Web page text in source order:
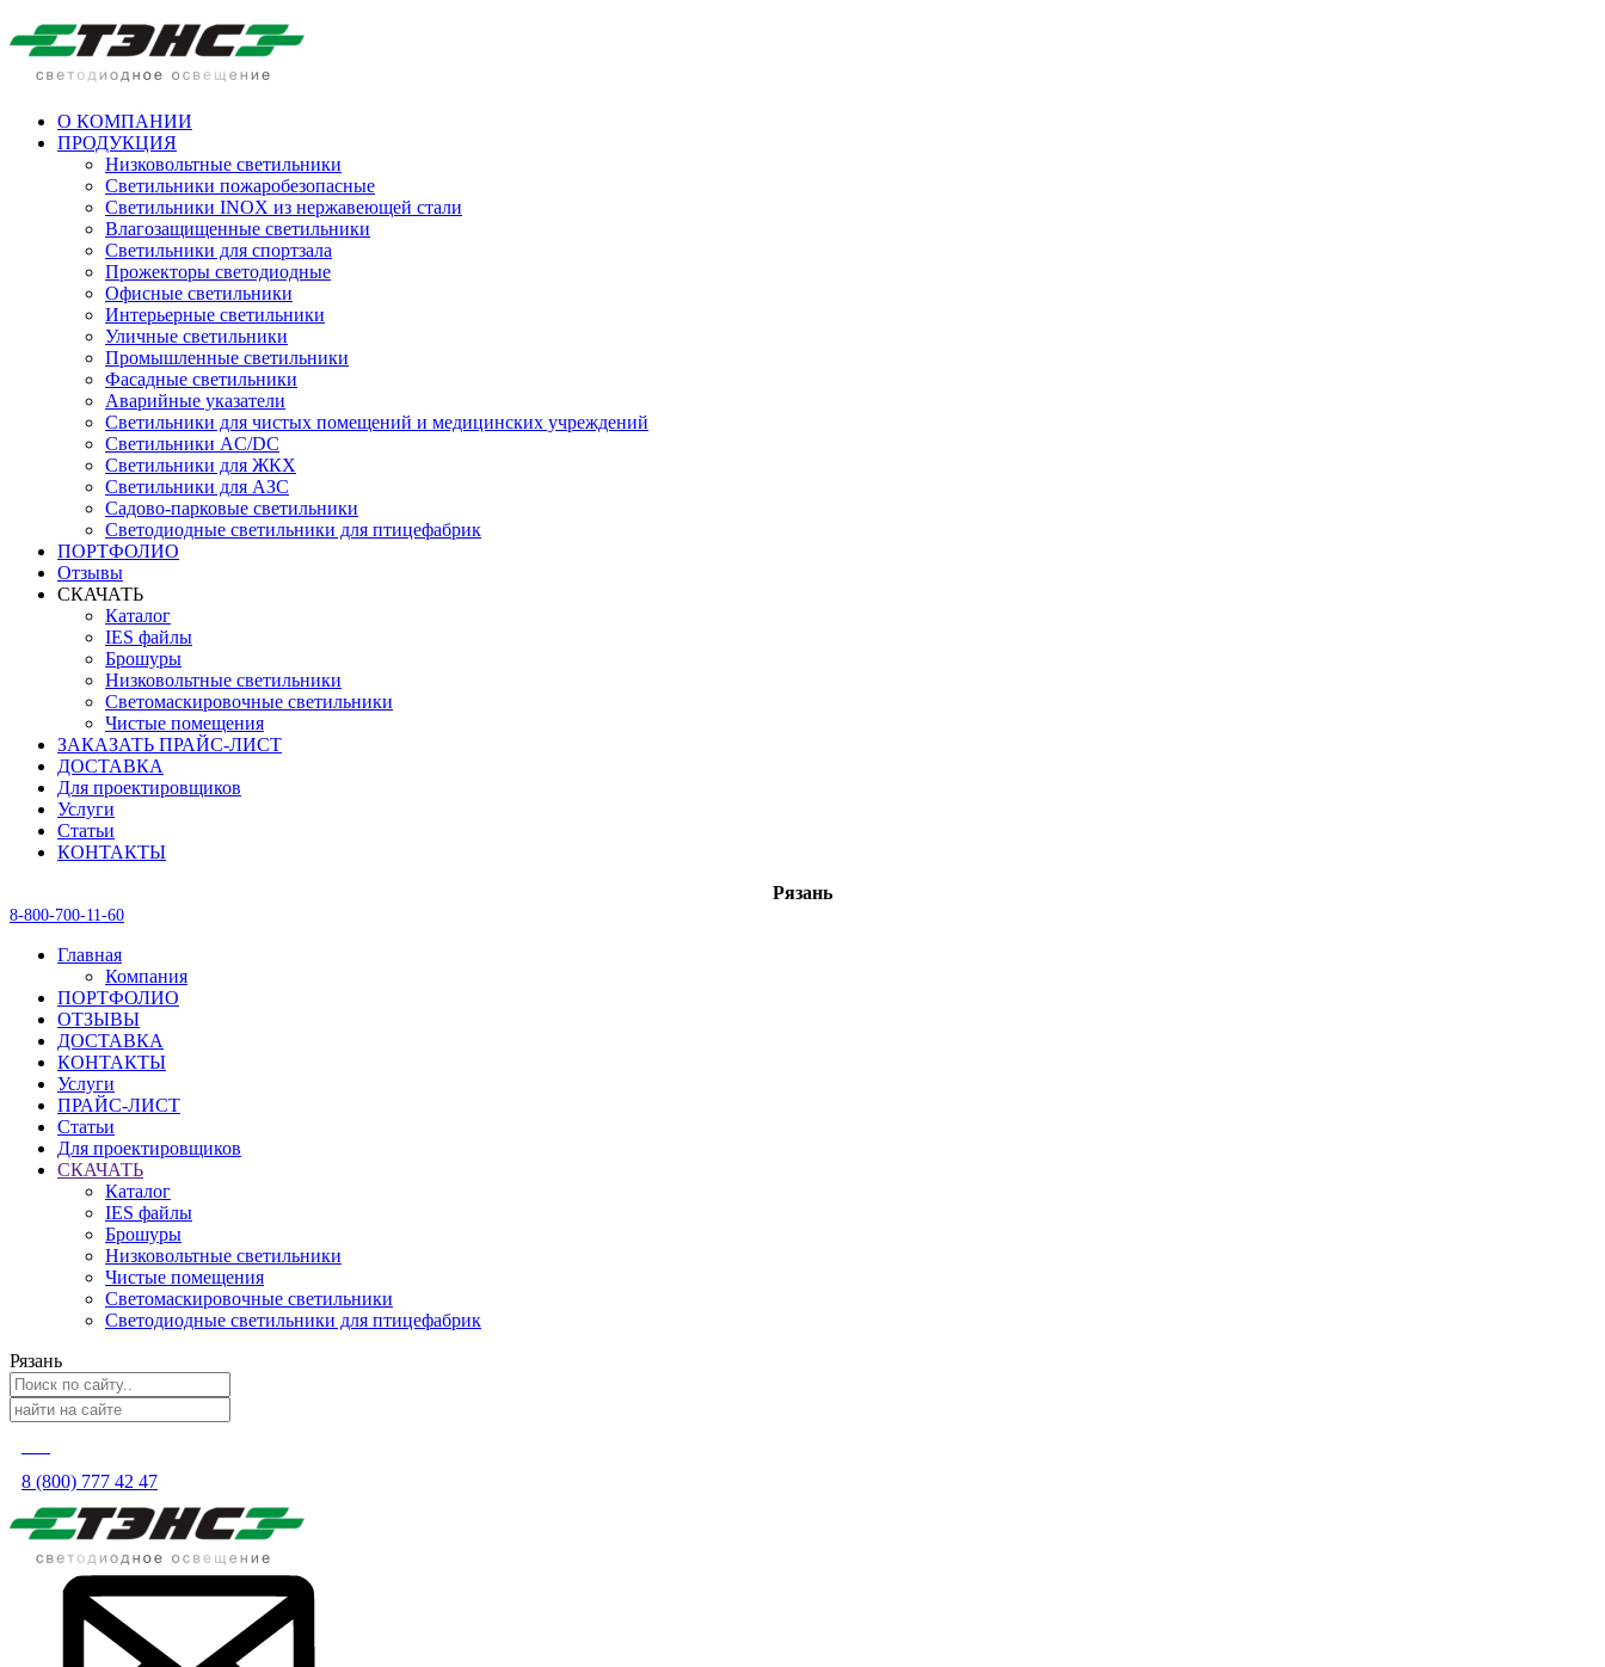
О КОМПАНИИ
ПРОДУКЦИЯ
Низковольтные светильники
Cветильники пожаробезопасные
Светильники INOX из нержавеющей стали
Влагозащищенные светильники
Светильники для спортзала
Прожекторы светодиодные
Офисные светильники
Интерьерные светильники
Уличные светильники
Промышленные светильники
Фасадные светильники
Аварийные указатели
Светильники для чистых помещений и медицинских учреждений
Светильники AC/DC
Светильники для ЖКХ
Светильники для АЗС
Садово-парковые светильники
Светодиодные светильники для птицефабрик
ПОРТФОЛИО
Отзывы
СКАЧАТЬ
Каталог
IES файлы
Брошуры
Низковольтные светильники
Светомаскировочные светильники
Чистые помещения
ЗАКАЗАТЬ ПРАЙС-ЛИСТ
ДОСТАВКА
Для проектировщиков
Услуги
Статьи
КОНТАКТЫ
Рязань
8-800-700-11-60
Главная
Компания
ПОРТФОЛИО
ОТЗЫВЫ
ДОСТАВКА
КОНТАКТЫ
Услуги
ПРАЙС-ЛИСТ
Статьи
Для проектировщиков
СКАЧАТЬ
Каталог
IES файлы
Брошуры
Низковольтные светильники
Чистые помещения
Светомаскировочные светильники
Светодиодные светильники для птицефабрик
Рязань
8 (800) 777 42 47